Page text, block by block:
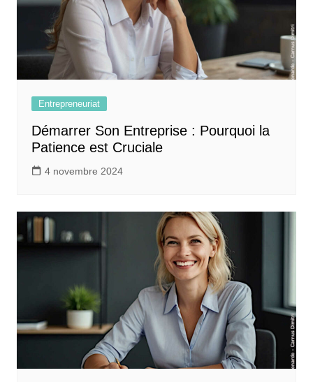
Entrepreneuriat
Démarrer Son Entreprise : Pourquoi la
Patience est Cruciale
4 novembre 2024